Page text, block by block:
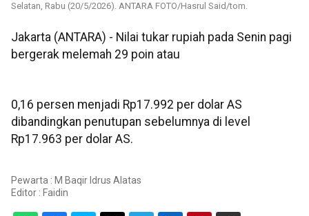
Selatan, Rabu (20/5/2026). ANTARA FOTO/Hasrul Said/tom.
Jakarta (ANTARA) - Nilai tukar rupiah pada Senin pagi
bergerak melemah 29 poin atau
0,16 persen menjadi Rp17.992 per dolar AS
dibandingkan penutupan sebelumnya di level
Rp17.963 per dolar AS.
Pewarta : M Baqir Idrus Alatas
Editor : Faidin